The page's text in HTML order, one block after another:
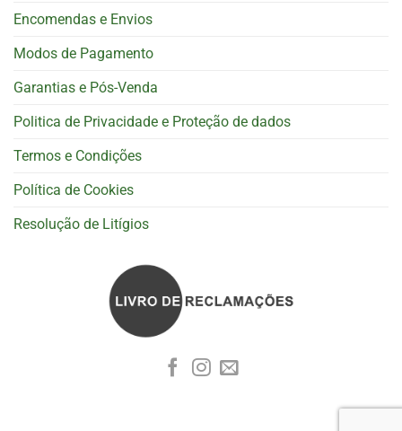
Encomendas e Envios
Modos de Pagamento
Garantias e Pós-Venda
Politica de Privacidade e Proteção de dados
Termos e Condições
Política de Cookies
Resolução de Litígios